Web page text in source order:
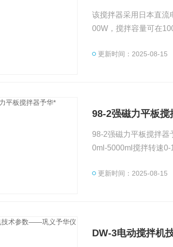
该搅拌器采用日本直流电
00W，搅拌容量可在
更新时间：2025-08-15
98-2强磁力平板搅
98-2强磁力平板搅拌
0ml-5000ml搅拌转速
更新时间：2025-08-15
DW-3电动搅拌机